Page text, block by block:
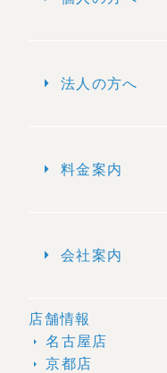
arrow_right 法人の方へ
arrow_right 料金案内
arrow_right 会社案内
店舗情報
arrow_right 名古屋店
arrow_right 京都店